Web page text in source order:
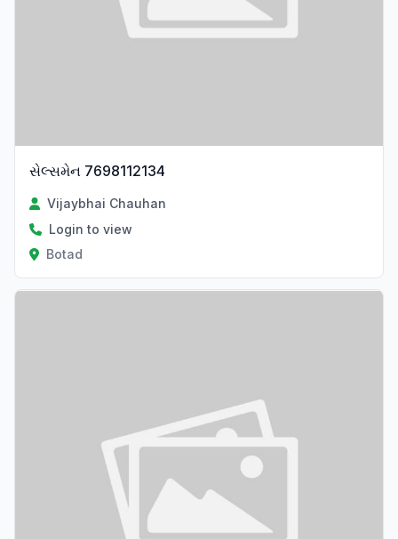
સેલ્સમેન 7698112134
Vijaybhai Chauhan
Login to view
Botad